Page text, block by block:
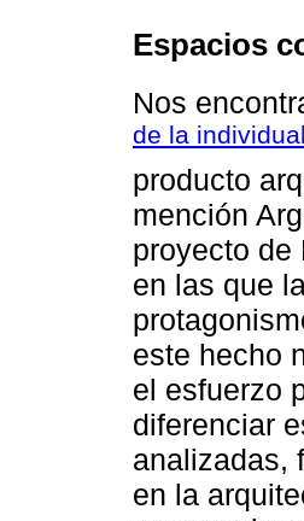
Espacios
Nos
de la
producto
mención
proyecto de
en las que
este hecho
el esfuerzo
diferenciar
analizadas,
en la